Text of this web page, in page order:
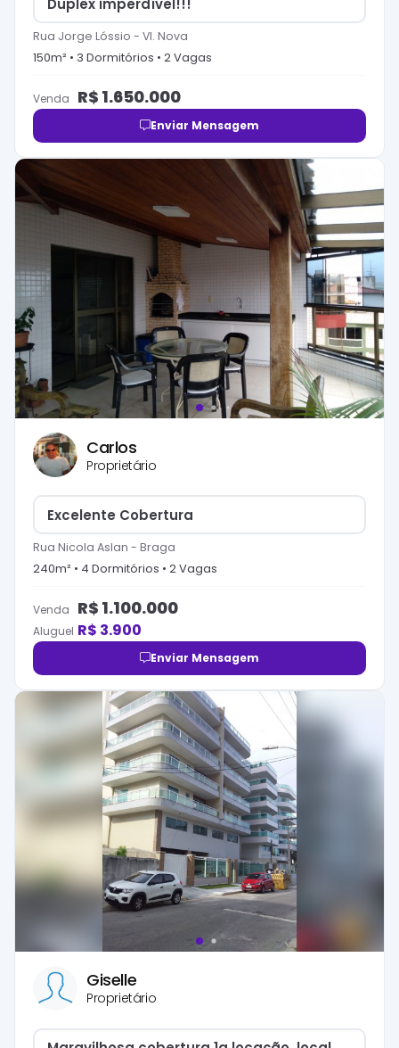
Rua Jorge Lóssio - Vl. Nova
150m² • 3 Dormitórios • 2Vagas
Venda R$ 1.650.000
Enviar Mensagem
Carlos
Proprietário
Excelente Cobertura
Rua Nicola Aslan - Braga
240m² • 4 Dormitórios • 2Vagas
Venda R$ 1.100.000
Aluguel R$ 3.900
Enviar Mensagem
Giselle
Proprietário